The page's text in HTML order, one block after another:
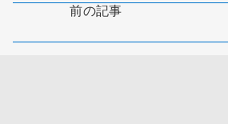
前の記事